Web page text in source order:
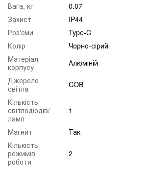
Вага, кг
0.07
Захист
IP44
Роз'єми
Type-C
Колір
Чорно-сірий
Матеріал
корпусу
Алюміній
Джерело
світла
COB
Кількість
світлодіодів/
ламп
1
Магнит
Так
Кількість
режимів
роботи
2